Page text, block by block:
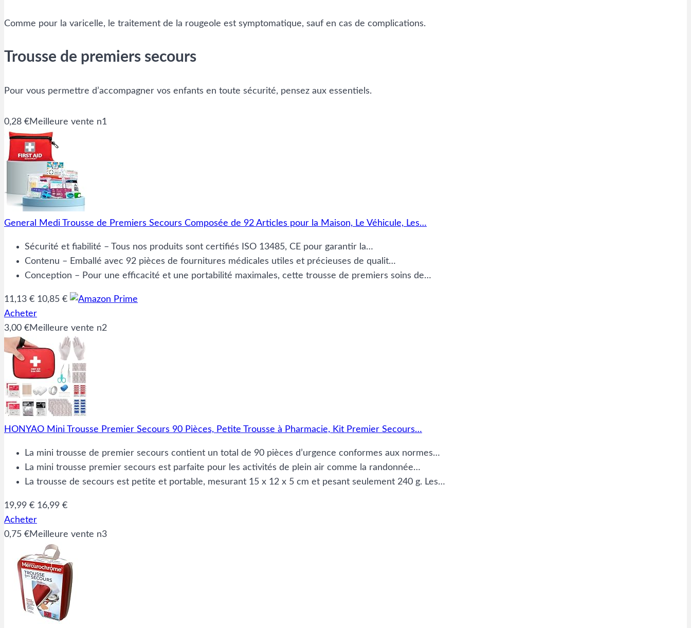
Comme pour la varicelle, le traitement de la rougeole est symptomatique, sauf en cas de complications.
Trousse de premiers secours
Pour vous permettre d’accompagner vos enfants en toute sécurité, pensez aux essentiels.
0,28 €Meilleure vente n1
General Medi Trousse de Premiers Secours Composée de 92 Articles pour la Maison, Le Véhicule, Les…
Sécurité et fiabilité – Tous nos produits sont certifiés ISO 13485, CE pour garantir la…
Contenu – Emballé avec 92 pièces de fournitures médicales utiles et précieuses de qualit…
Conception – Pour une efficacité et une portabilité maximales, cette trousse de premiers soins de…
11,13 € 10,85 €
Acheter
3,00 €Meilleure vente n2
HONYAO Mini Trousse Premier Secours 90 Pièces, Petite Trousse à Pharmacie, Kit Premier Secours…
La mini trousse de premier secours contient un total de 90 pièces d’urgence conformes aux normes…
La mini trousse premier secours est parfaite pour les activités de plein air comme la randonnée…
La trousse de secours est petite et portable, mesurant 15 x 12 x 5 cm et pesant seulement 240 g. Les…
19,99 € 16,99 €
Acheter
0,75 €Meilleure vente n3